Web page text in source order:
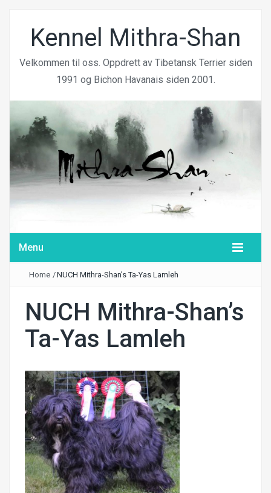
Kennel Mithra-Shan
Velkommen til oss. Oppdrett av Tibetansk Terrier siden
1991 og Bichon Havanais siden 2001.
Menu
Home /NUCH Mithra-Shan’s Ta-Yas Lamleh
NUCH Mithra-Shan’s
Ta-Yas Lamleh